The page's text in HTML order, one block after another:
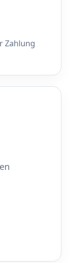
Zahlung